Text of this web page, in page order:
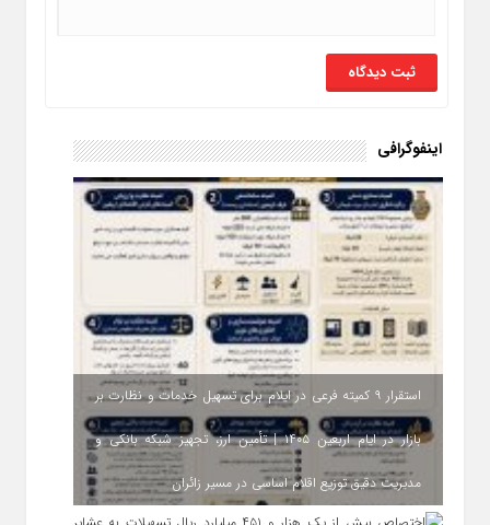
اینفوگرافی
استقرار ۹ کمیته فرعی در ایلام برای تسهیل خدمات و نظارت بر
بازار در ایام اربعین ۱۴۰۵ | تأمین ارز، تجهیز شبکه بانکی و
مدیریت دقیق توزیع اقلام اساسی در مسیر زائران